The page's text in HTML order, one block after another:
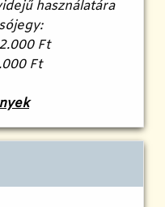
használatára
Ft
Ft